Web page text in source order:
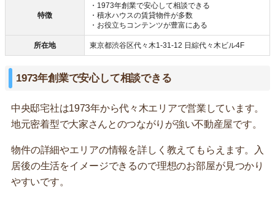
特徴
・1973年創業で安心して相談できる
・積水ハウスの賃貸物件が多数
・お役立ちコンテンツが豊富にある
所在地 東京都渋谷区代々木1-31-12 日綜代々木ビル4F
1973年創業で安心して相談できる
中央邸宅社は1973年から代々木エリアで営業しています。
地元密着型で大家さんとのつながりが強い不動産屋です。
物件の詳細やエリアの情報を詳しく教えてもらえます。入
居後の生活をイメージできるので理想のお部屋が見つかり
やすいです。